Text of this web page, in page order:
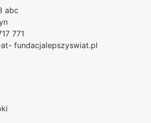
abc
771
fundacjalepszyswiat.pl